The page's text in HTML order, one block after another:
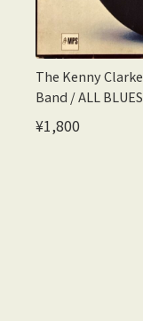
The Kenny
Band / ALL
¥1,800